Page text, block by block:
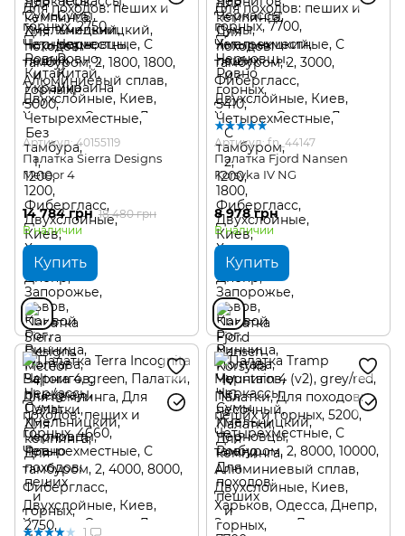
Артикул: 40155119
Палатка Sierra Designs
Meteor 4
14 784 грн 18 480 грн
В наличии
Купить
Артикул: fn_44147
Палатка Fjord Nansen
Korsyka IV NG
8 978 грн
В наличии
Купить
1